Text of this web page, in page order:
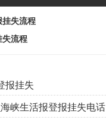
挂失流程
失流程
报挂失
峡生活报登报挂失电话